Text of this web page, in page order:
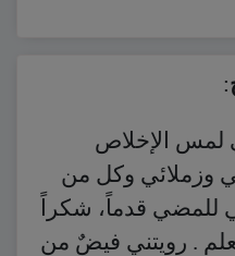
:
لمس الإخلاص
وزملائي وكل من
للمضي قدماً، شكراً
. رويتني فيضٌ من